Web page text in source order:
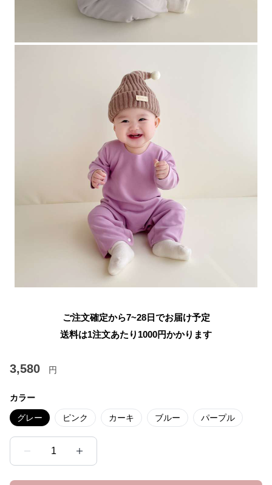
ご注文確定から7~28日でお届け予定
送料は1注文あたり 1000円かかります
3,580 円
カラー
グレー ピンク カーキ ブルー パープル
1